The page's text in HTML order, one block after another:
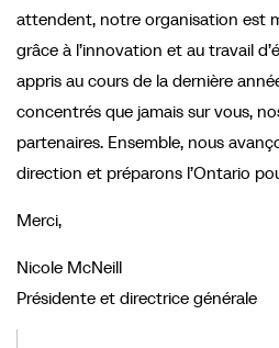
attendent, notre organisation est
grâce à l’innovation et au travail
appris au cours de la dernière
concentrés que jamais sur vous,
partenaires. Ensemble, nous
direction et préparons l’Ontario
Merci,
Nicole McNeill
Présidente et directrice générale